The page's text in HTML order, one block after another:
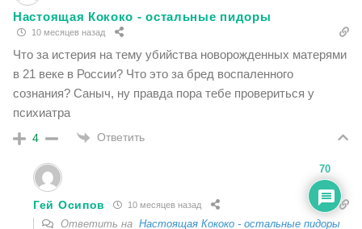
Настоящая Кококо - остальные пидоры
10 месяцев назад
Что за истерия на тему убийства новорожденных матерями
в 21 веке в России? Что это за бред воспаленного
сознания? Саныч, ну правда пора тебе провериться у
психиатра
4 Ответить
Гей Осипов 10 месяцев назад
Ответить на Настоящая Кококо - остальные пидоры
70